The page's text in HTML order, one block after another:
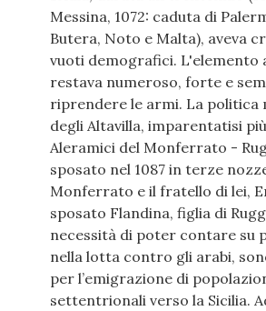
Messina, 1072: caduta di
Butera, Noto e Malta), aveva
vuoti demografici. L'elemento
restava numeroso, forte e
riprendere le armi. La politica
degli Altavilla, imparentatisi
Aleramici del Monferrato -
sposato nel 1087 in terze
Monferrato e il fratello di lei,
sposato Flandina, figlia di
necessità di poter contare su
nella lotta contro gli arabi,
per l’emigrazione di
settentrionali verso la Sicilia.